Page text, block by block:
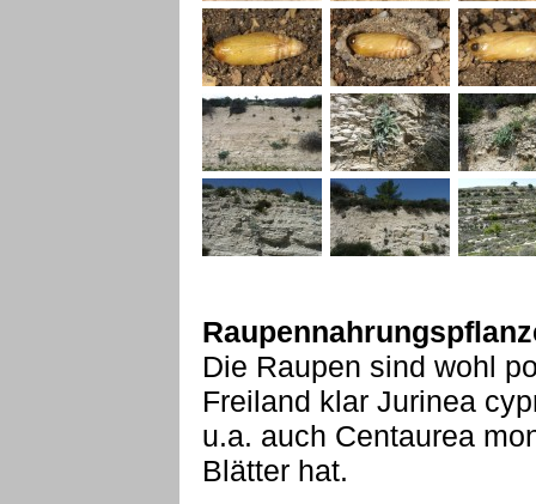
Die Raupen sind wohl
Freiland klar Jurinea
u.a. auch Centaurea
Blätter hat.